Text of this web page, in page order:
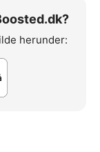
herunder: